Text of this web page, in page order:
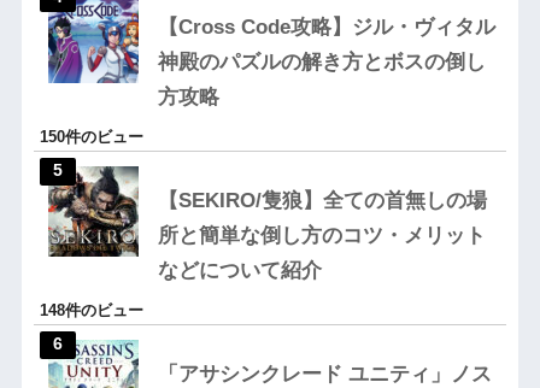
【Cross Code攻略】ジル・ヴィタル
神殿のパズルの解き方とボスの倒し
方攻略
150件のビュー
【SEKIRO/隻狼】全ての首無しの場
所と簡単な倒し方のコツ・メリット
などについて紹介
148件のビュー
「アサシンクレード ユニティ」ノス